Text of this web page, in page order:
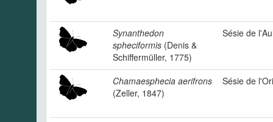
Synanthedon
spheciformis (Denis &
Schiffermüller, 1775)
Sésie de
Chamaesphecia aerifrons
(Zeller, 1847)
Sésie de